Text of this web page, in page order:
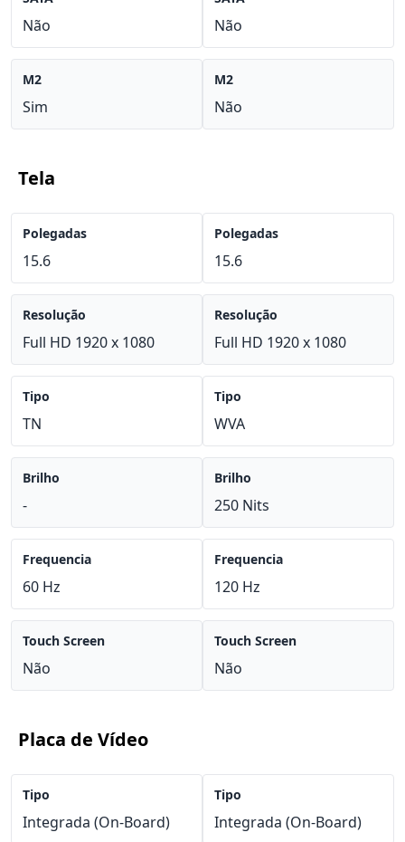
Não
M2
Sim
Não
M2
Não
Tela
Polegadas
15.6
Resolução
Full HD 1920 x 1080
Tipo
TN
Brilho
-
Frequencia
60 Hz
Touch Screen
Não
Polegadas
15.6
Resolução
Full HD 1920 x 1080
Tipo
WVA
Brilho
250 Nits
Frequencia
120 Hz
Touch Screen
Não
Placa de Vídeo
Tipo
Integrada (On-Board)
Tipo
Integrada (On-Board)